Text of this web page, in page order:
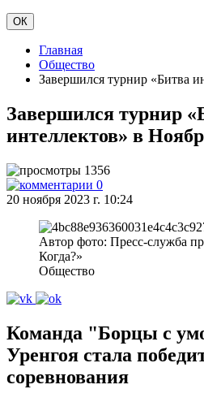
ОК
Главная
Общество
Завершился турнир «Битва
Завершился турнир
интеллектов» в
1356
0
20 ноября 2023 г. 10:24
Автор фото: Пресс-служба
Когда?»
Общество
Команда "Борцы с
Уренгоя стала
соревнования